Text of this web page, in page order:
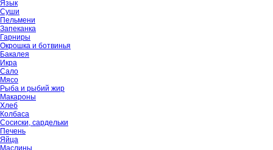
Язык
Суши
Пельмени
Запеканка
Гарниры
Окрошка и ботвинья
Бакалея
Икра
Сало
Мясо
Рыба и рыбий жир
Макароны
Хлеб
Колбаса
Сосиски, сардельки
Печень
Яйца
Маслины